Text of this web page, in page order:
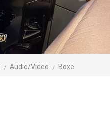
Audio/Video Boxe